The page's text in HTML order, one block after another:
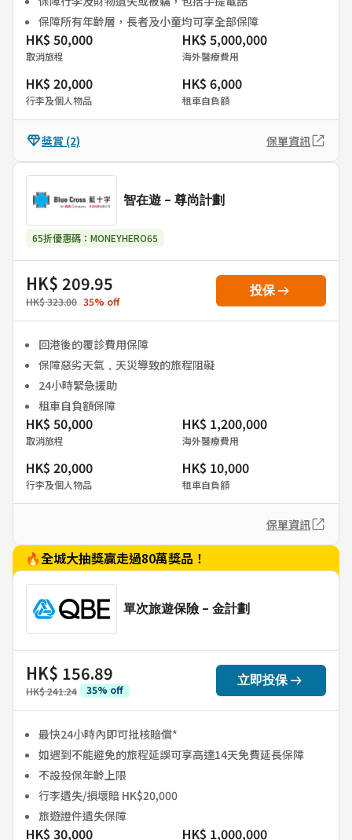
保障所有年齡層，長者及小童均可享全部保障
HK$ 50,000
取消旅程
HK$ 5,000,000
海外醫療費用
HK$ 20,000
行李及個人物品
HK$ 6,000
租車自負額
獎賞 (2) 保單資訊
智在遊 - 尊尚計劃
65折優惠碼：MONEYHERO65
HK$ 209.95
HK$ 323.00 35% off
投保arrow_right_alt
回港後的覆診費用保障
保障惡劣天氣﹑天災導致的旅程阻礙
24小時緊急援助
租車自負額保障
HK$ 50,000
取消旅程
HK$ 1,200,000
海外醫療費用
HK$ 20,000
行李及個人物品
HK$ 10,000
租車自負額
保單資訊
🔥全城大抽獎贏走過80萬獎品！
單次旅遊保險 - 金計劃
HK$ 156.89
HK$ 241.24 35% off
立即投保arrow_right_alt
最快24小時內即可批核賠償*
如遇到不能避免的旅程延誤可享高達14天免費延長保障
不設投保年齡上限
行李遺失/損壞賠 HK$20,000
旅遊證件遺失保障
HK$ 30,000 HK$ 1,000,000